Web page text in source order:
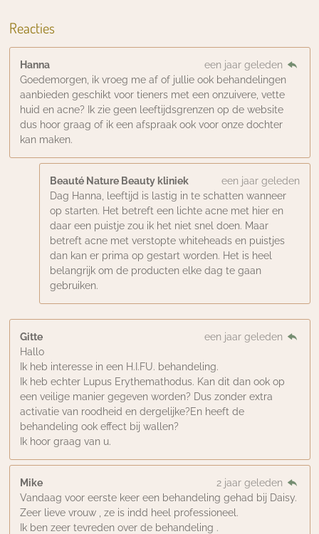
Reacties
Hanna
een jaar geleden
Goedemorgen, ik vroeg me af of jullie ook behandelingen
aanbieden geschikt voor tieners met een onzuivere, vette
huid en acne? Ik zie geen leeftijdsgrenzen op de website
dus hoor graag of ik een afspraak ook voor onze dochter
kan maken.
Beauté Nature Beauty kliniek
een jaar geleden
Dag Hanna, leeftijd is lastig in te schatten wanneer
op starten. Het betreft een lichte acne met hier en
daar een puistje zou ik het niet snel doen. Maar
betreft acne met verstopte whiteheads en puistjes
dan kan er prima op gestart worden. Het is heel
belangrijk om de producten elke dag te gaan
gebruiken.
Gitte
een jaar geleden
Hallo
Ik heb interesse in een H.I.FU. behandeling.
Ik heb echter Lupus Erythemathodus. Kan dit dan ook op
een veilige manier gegeven worden? Dus zonder extra
activatie van roodheid en dergelijke?En heeft de
behandeling ook effect bij wallen?
Ik hoor graag van u.
Mike
2 jaar geleden
Vandaag voor eerste keer een behandeling gehad bij Daisy.
Zeer lieve vrouw , ze is indd heel professioneel.
Ik ben zeer tevreden over de behandeling .